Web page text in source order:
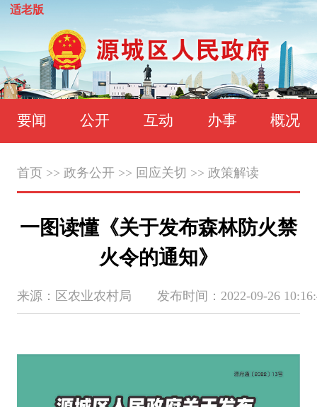
适老版
要闻 公开 互动 办事 概况
首页 >> 政务公开>> 回应关切 >> 政策解读
一图读懂《关于发布森林防火禁
火令的通知》
来源：区农业农村局 发布时间：2022-09-26